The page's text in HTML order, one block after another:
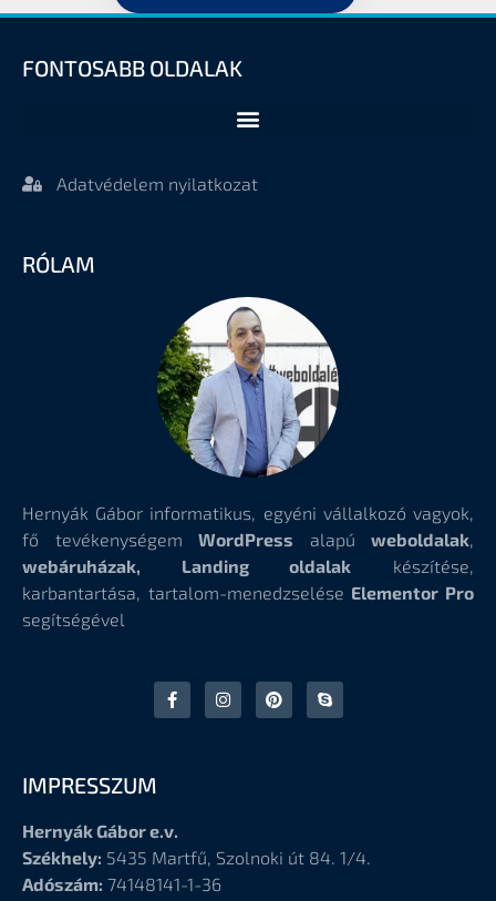
FONTOSABB OLDALAK
Adatvédelem nyilatkozat
RÓLAM
Hernyák Gábor informatikus, egyéni vállalkozó vagyok,
fő tevékenységem WordPress alapú weboldalak
webáruházak, Landing oldalak készítése,
karbantartása, tartalom-menedzselése Elementor Pro
segítségével
IMPRESSZUM
Hernyák Gábor e.v.
Székhely: 5435 Martfű, Szolnoki út 84. 1/4.
Adószám: 74148141-1-36